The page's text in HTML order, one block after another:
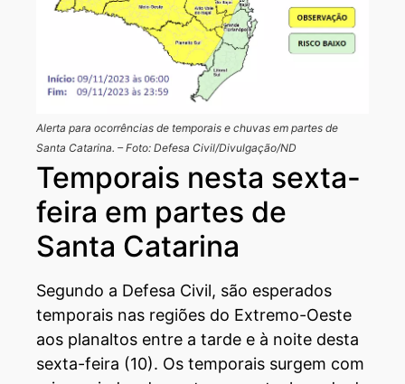
Alerta para ocorrências de temporais e chuvas em partes de
Santa Catarina. – Foto: Defesa Civil/Divulgação/ND
Temporais nesta sexta-
feira em partes de
Santa Catarina
Segundo a Defesa Civil, são esperados
temporais nas regiões do Extremo-Oeste
aos planaltos entre a tarde e à noite desta
sexta-feira (10). Os temporais surgem com